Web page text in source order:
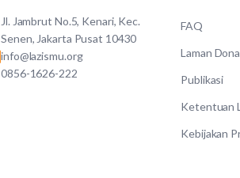
Jl. Jambrut No.5, Kenari, Kec.
Senen, Jakarta Pusat 10430
info@lazismu.org
0856-1626-222
FAQ
Laman
Publikasi
Ketentuan
Kebijakan